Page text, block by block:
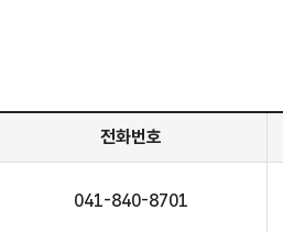
전화번호
041-840-8701